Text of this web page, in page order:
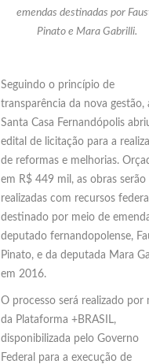
emendas destinadas por
Pinato e Mara Gabrilli.
Seguindo o princípio de
transparência da nova gestão,
Santa Casa Fernandópolis
edital de licitação para a
de reformas e melhorias.
em R$ 449 mil, as obras serão
realizadas com recursos
destinado por meio de
deputado fernandopolense,
Pinato, e da deputada Mara
em 2016.
O processo será realizado por
da Plataforma +BRASIL,
disponibilizada pelo Governo
Federal para a execução de